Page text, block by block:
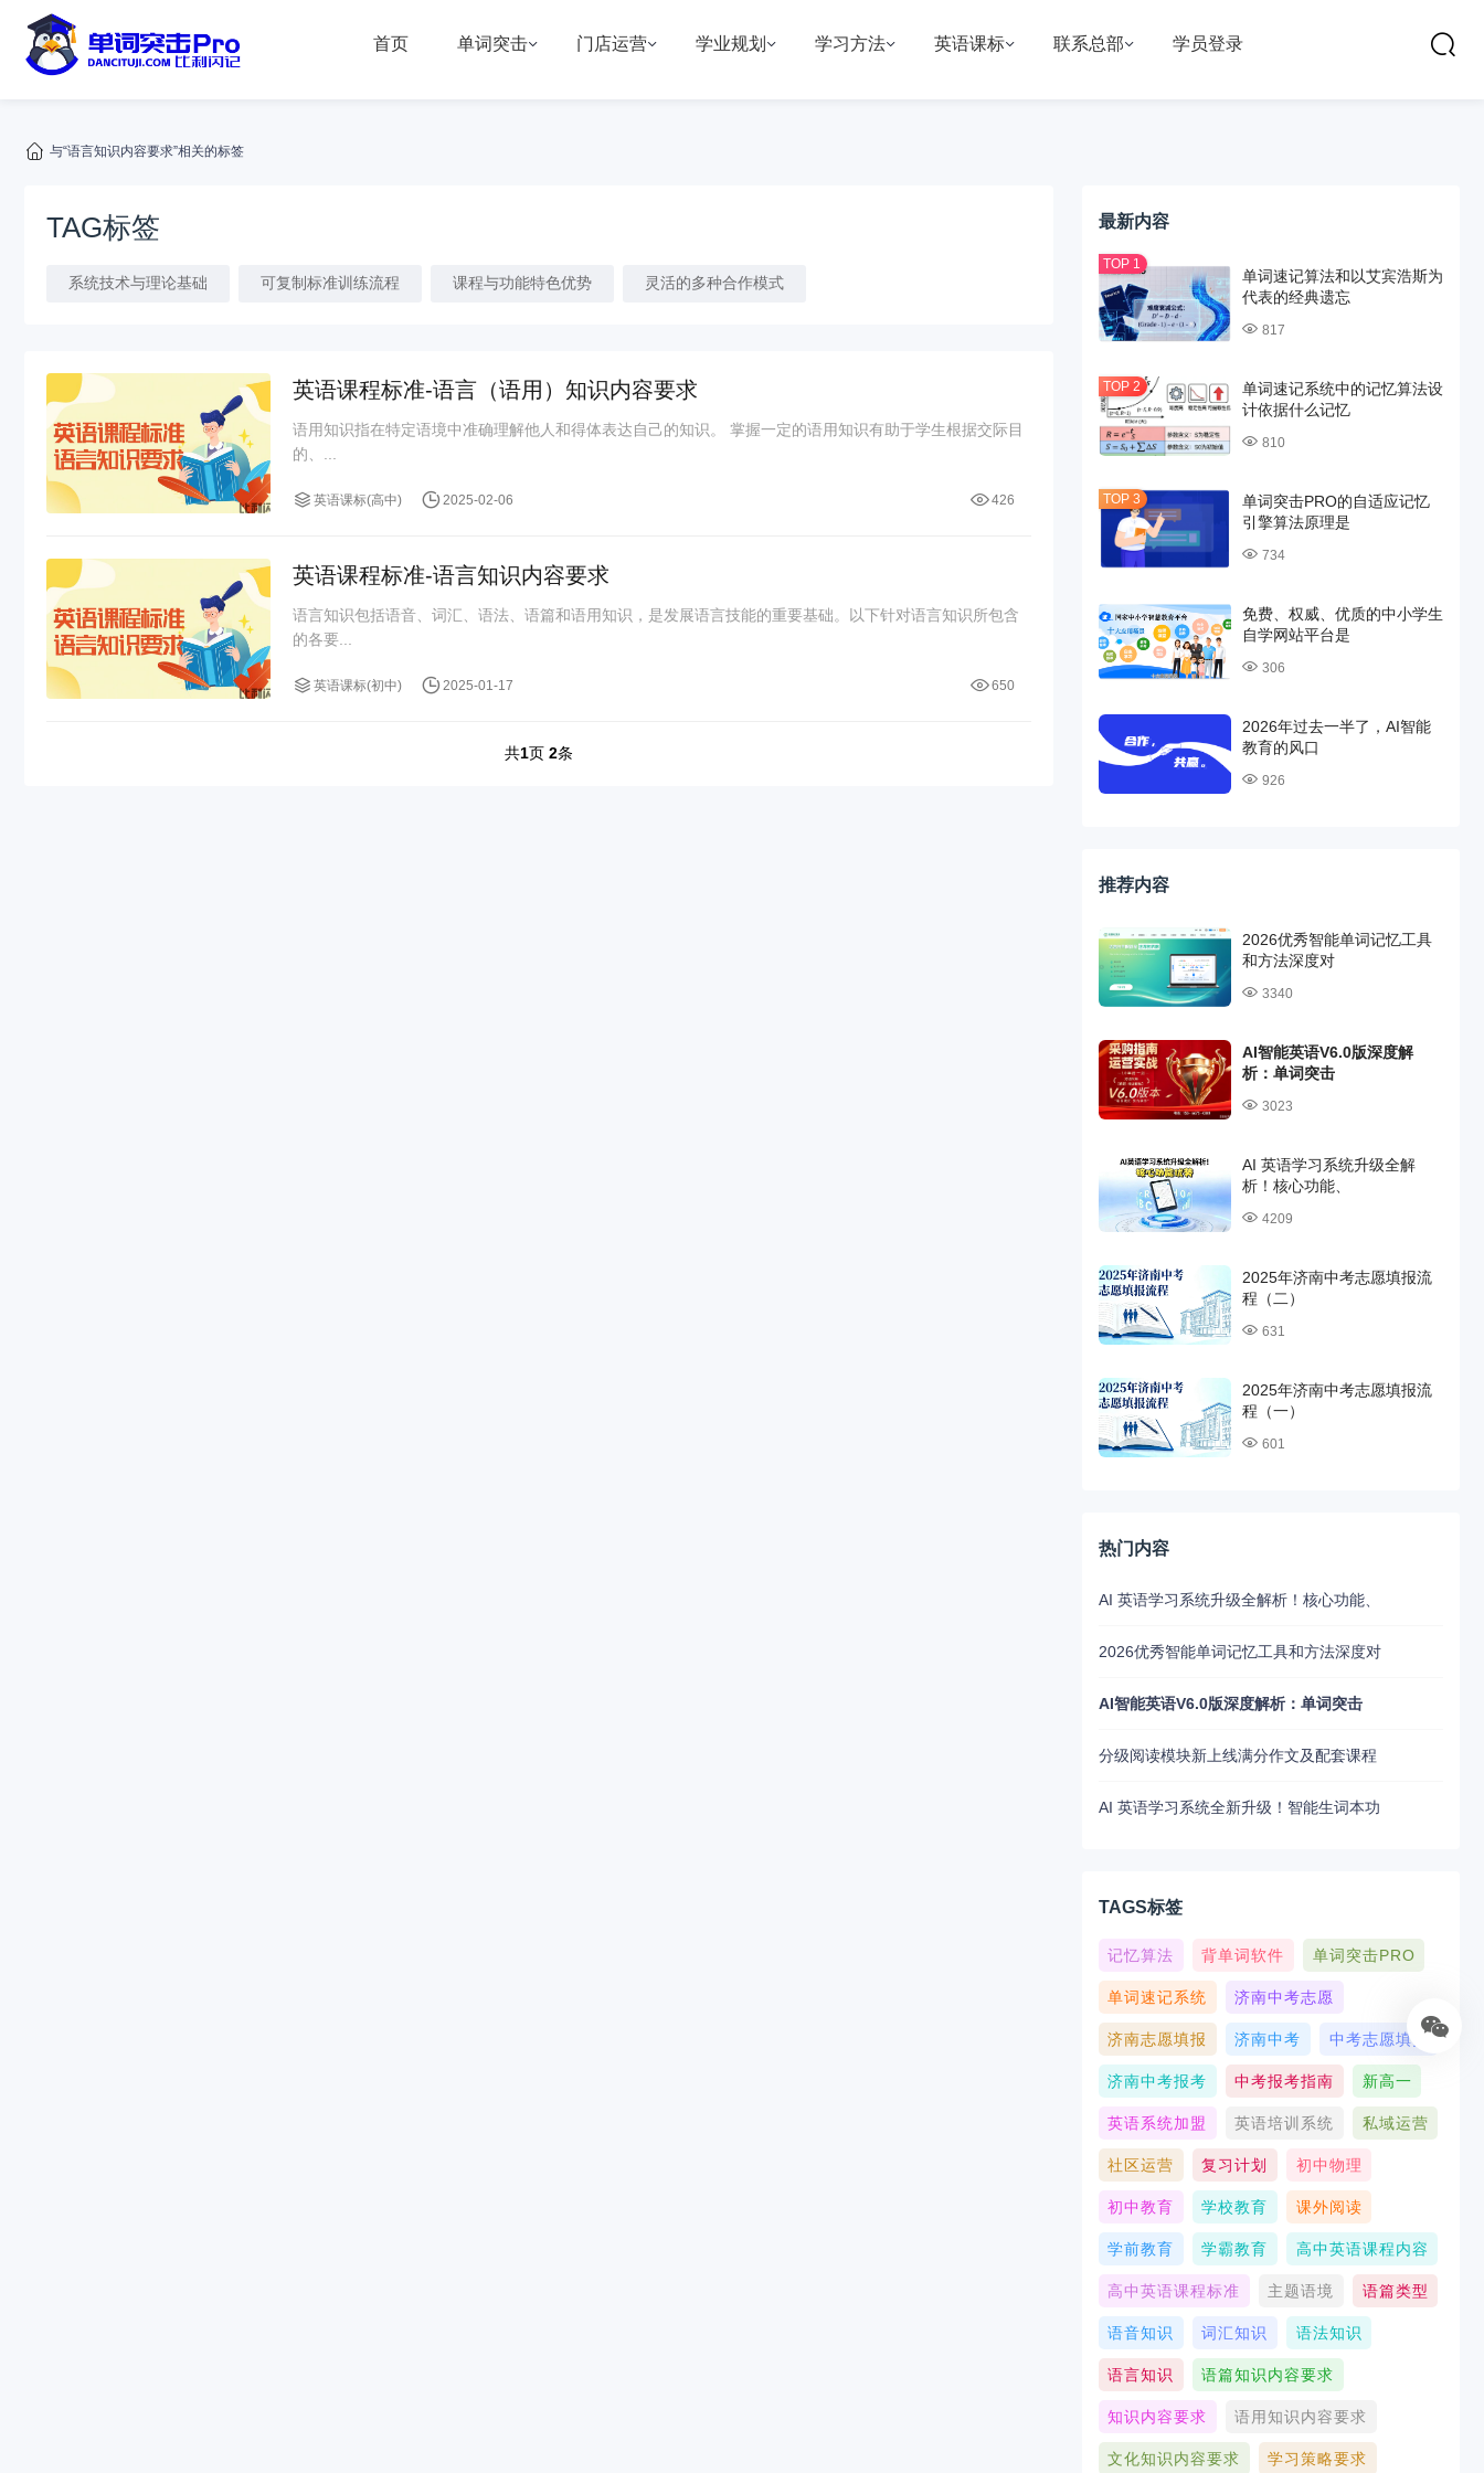
首页 单词突击 门店运营 学业规划 学习方法 英语课标 联系总部 学员登录
与“语言知识内容要求”相关的标签
TAG标签
系统技术与理论基础 可复制标准训练流程 课程与功能特色优势 灵活的多种合作模式
英语课程标准-语言（语用）知识内容要求
语用知识指在特定语境中准确理解他人和得体表达自己的知识。 掌握一定的语用知识有助于学生根据交际目
的、...
英语课标(高中) 2025-02-06 426
英语课程标准-语言知识内容要求
语言知识包括语音、词汇、语法、语篇和语用知识，是发展语言技能的重要基础。以下针对语言知识所包含
的各要...
英语课标(初中) 2025-01-17 650
共1页 2条
最新内容
单词速记算法和以艾宾浩斯为
代表的经典遗忘
817
单词速记系统中的记忆算法设
计依据什么记忆
810
单词突击PRO的自适应记忆
引擎算法原理是
734
免费、权威、优质的中小学生
自学网站平台是
306
2026年过去一半了，AI智能
教育的风口
926
推荐内容
2026优秀智能单词记忆工具
和方法深度对
3340
AI智能英语V6.0版深度解
析：单词突击
3023
AI 英语学习系统升级全解
析！核心功能、
4209
2025年济南中考志愿填报流
程（二）
631
2025年济南中考志愿填报流
程（一）
601
热门内容
AI 英语学习系统升级全解析！核心功能、
2026优秀智能单词记忆工具和方法深度对
AI智能英语V6.0版深度解析：单词突击
分级阅读模块新上线满分作文及配套课程
AI 英语学习系统全新升级！智能生词本功
TAGS标签
记忆算法 背单词软件 单词突击PRO
单词速记系统 济南中考志愿
济南志愿填报 济南中考 中考志愿填报
济南中考报考 中考报考指南 新高一
英语系统加盟 英语培训系统 私域运营
社区运营 复习计划 初中物理
初中教育 学校教育 课外阅读
学前教育 学霸教育 高中英语课程内容
高中英语课程标准 主题语境 语篇类型
语音知识 词汇知识 语法知识
语言知识 语篇知识内容要求
知识内容要求 语用知识内容要求
文化知识内容要求 学习策略要求